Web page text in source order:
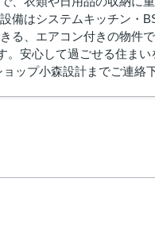
はシステムキッチン・
る、エアコン付きの物件
安心して過ごせる住ま
ップ小森設計までご連絡下